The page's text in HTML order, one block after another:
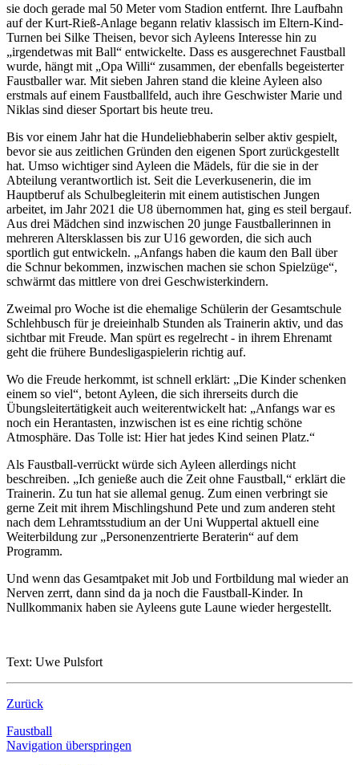
sie doch gerade mal 50 Meter vom Stadion entfernt. Ihre Laufbahn
auf der Kurt-Rieß-Anlage begann relativ klassisch im Eltern-Kind-
Turnen bei Silke Theisen, bevor sich Ayleens Interesse hin zu
„irgendetwas mit Ball“ entwickelte. Dass es ausgerechnet Faustball
wurde, hängt mit „Opa Willi“ zusammen, der ebenfalls begeisterter
Faustballer war. Mit sieben Jahren stand die kleine Ayleen also
erstmals auf einem Faustballfeld, auch ihre Geschwister Marie und
Niklas sind dieser Sportart bis heute treu.
Bis vor einem Jahr hat die Hundeliebhaberin selber aktiv gespielt,
bevor sie aus zeitlichen Gründen den eigenen Sport zurückgestellt
hat. Umso wichtiger sind Ayleen die Mädels, für die sie in der
Abteilung verantwortlich ist. Seit die Leverkusenerin, die im
Hauptberuf als Schulbegleiterin mit einem autistischen Jungen
arbeitet, im Jahr 2021 die U8 übernommen hat, ging es steil bergauf.
Aus drei Mädchen sind inzwischen 20 junge Faustballerinnen in
mehreren Altersklassen bis zur U16 geworden, die sich auch
sportlich gut entwickeln. „Anfangs haben die kaum den Ball über
die Schnur bekommen, inzwischen machen sie schon Spielzüge“,
schwärmt das mittlere von drei Geschwisterkindern.
Zweimal pro Woche ist die ehemalige Schülerin der Gesamtschule
Schlehbusch für je dreieinhalb Stunden als Trainerin aktiv, und das
sichtbar mit Freude. Man spürt es regelrecht - in ihrem Ehrenamt
geht die frühere Bundesligaspielerin richtig auf.
Wo die Freude herkommt, ist schnell erklärt: „Die Kinder schenken
einem so viel“, betont Ayleen, die sich ihrerseits durch die
Übungsleitertätigkeit auch weiterentwickelt hat: „Anfangs war es
noch ein Herantasten, inzwischen ist es eine richtig schöne
Atmosphäre. Das Tolle ist: Hier hat jedes Kind seinen Platz.“
Als Faustball-verrückt würde sich Ayleen allerdings nicht
beschreiben. „Ich genieße auch die Zeit ohne Faustball,“ erklärt die
Trainerin. Zu tun hat sie allemal genug. Zum einen verbringt sie
gerne Zeit mit ihrem Mischlingshund Pete und zum anderen steht
nach dem Lehramtsstudium an der Uni Wuppertal aktuell eine
Weiterbildung zur „Personenzentrierte Beraterin“ auf dem
Programm.
Und wenn das Gesamtpaket mit Job und Fortbildung mal wieder an
Nerven zerrt, dann sind da ja noch die Faustball-Kinder. In
Nullkommanix haben sie Ayleens gute Laune wieder hergestellt.
Text: Uwe Pulsfort
Zurück
Faustball
Navigation überspringen